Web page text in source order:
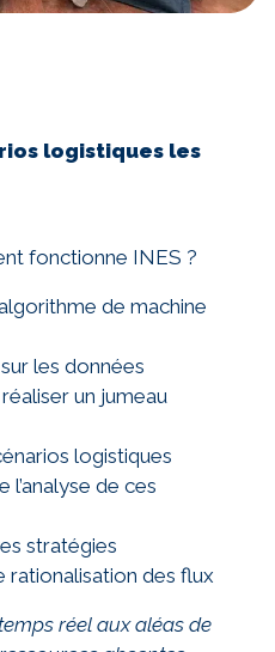
logistiques les
fonctionne INES ?
de machine
les données
un jumeau
logistiques
l’analyse de ces
stratégies
rationalisation des flux
réel aux aléas de